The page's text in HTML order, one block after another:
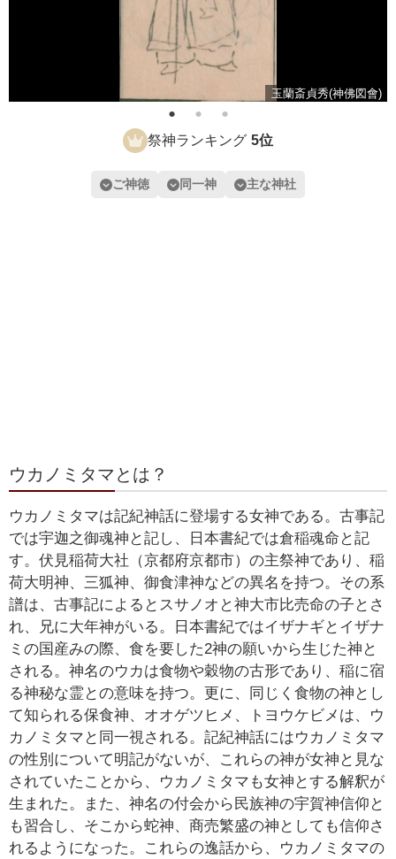
玉蘭斎貞秀(神佛図會)
祭神ランキング 5位
ご神徳 同一神 主な神社
ウカノミタマとは？
ウカノミタマは記紀神話に登場する女神である。古事記
では宇迦之御魂神と記し、日本書紀では倉稲魂命と記
す。伏見稲荷大社（京都府京都市）の主祭神であり、稲
荷大明神、三狐神、御食津神などの異名を持つ。その系
譜は、古事記によるとスサノオと神大市比売命の子とさ
れ、兄に大年神がいる。日本書紀ではイザナギとイザナ
ミの国産みの際、食を要した2神の願いから生じた神と
される。神名のウカは食物や穀物の古形であり、稲に宿
る神秘な霊との意味を持つ。更に、同じく食物の神とし
て知られる保食神、オオゲツヒメ、トヨウケビメは、ウ
カノミタマと同一視される。記紀神話にはウカノミタマ
の性別について明記がないが、これらの神が女神と見な
されていたことから、ウカノミタマも女神とする解釈が
生まれた。また、神名の付会から民族神の宇賀神信仰と
も習合し、そこから蛇神、商売繁盛の神としても信仰さ
れるようになった。これらの逸話から、ウカノミタマの